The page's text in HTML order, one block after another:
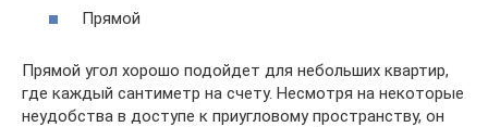
Прямой
Прямой угол хорошо подойдет для небольших квартир,
где каждый сантиметр на счету. Несмотря на некоторые
неудобства в доступе к приугловому пространству, он